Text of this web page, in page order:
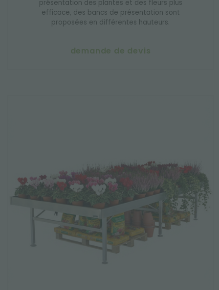
présentation des plantes et des fleurs plus
efficace, des bancs de présentation sont
proposées en différentes hauteurs.
demande de devis